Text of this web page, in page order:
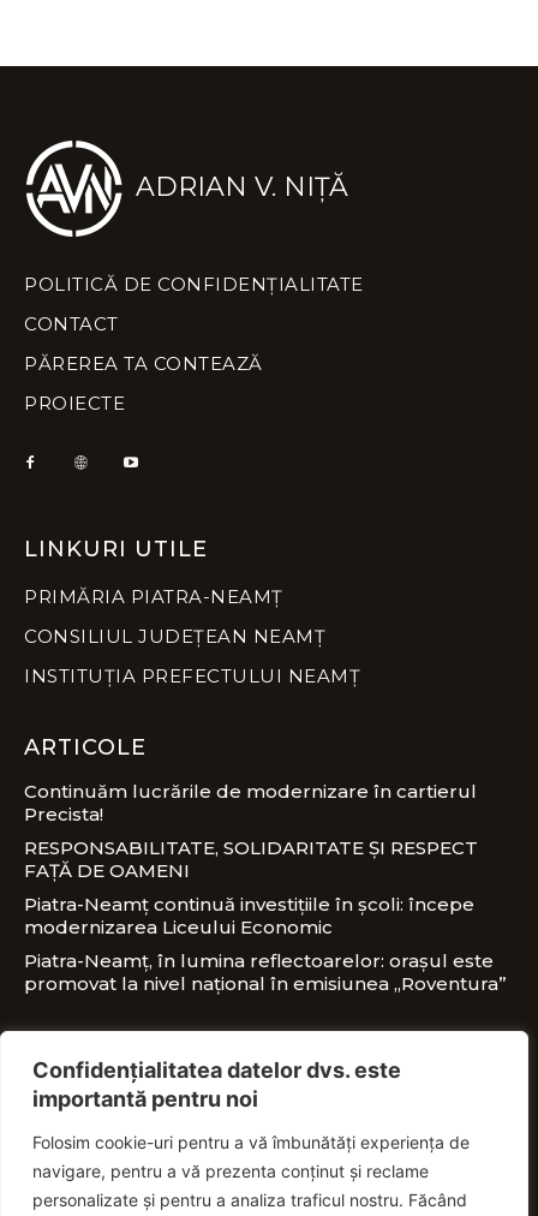
Confidențialitatea datelor dvs. este
importantă pentru noi
Folosim cookie-uri pentru a vă îmbunătăți experiența de
navigare, pentru a vă prezenta conținut și reclame
personalizate și pentru a analiza traficul nostru. Făcând
ADRIAN V. NIȚĂ
POLITICĂ DE CONFIDENȚIALITATE
CONTACT
PĂREREA TA CONTEAZĂ
PROIECTE
LINKURI UTILE
PRIMĂRIA PIATRA-NEAMȚ
CONSILIUL JUDEȚEAN NEAMȚ
INSTITUȚIA PREFECTULUI NEAMȚ
ARTICOLE
Continuăm lucrările de modernizare în cartierul
Precista!
RESPONSABILITATE, SOLIDARITATE ȘI RESPECT
FAȚĂ DE OAMENI
Piatra-Neamț continuă investițiile în școli: începe
modernizarea Liceului Economic
Piatra-Neamț, în lumina reflectoarelor: orașul este
promovat la nivel național în emisiunea „Roventura”
CONTACT
office@nitaadrian.ro
0728 460 750
PSD Piatra-Neamț, Piața Ștefan cel Mare, nr.